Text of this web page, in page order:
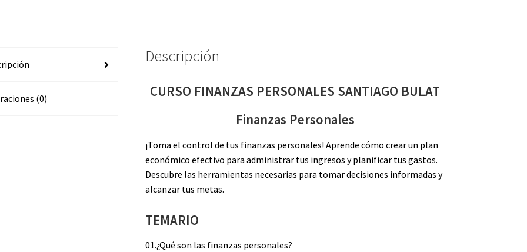
(0)
Descripción
CURSO FINANZAS PERSONALES SANTIAGO BULAT
Finanzas Personales
¡Toma el control de tus finanzas personales! Aprende cómo crear un plan
económico efectivo para administrar tus ingresos y planificar tus gastos.
Descubre las herramientas necesarias para tomar decisiones informadas y
alcanzar tus metas.
TEMARIO
01.¿Qué son las finanzas personales?